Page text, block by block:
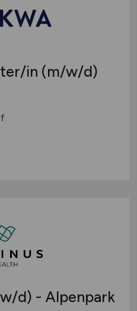
in (m/w/d)
d) - Alpenpark